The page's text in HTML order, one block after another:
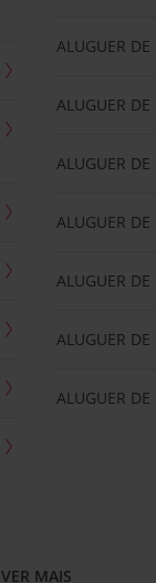
ALUGUER DE
ALUGUER
ALUGUER
ALUGUER
ALUGUER
ALUGUER DE
ALUGUER
VER MAIS